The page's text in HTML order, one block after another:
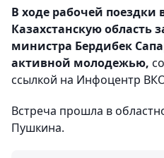
В ходе рабочей поездки
Казахстанскую область
министра Бердибек
активной молодежью,
ссылкой на Инфоцентр
Встреча прошла в
Пушкина.